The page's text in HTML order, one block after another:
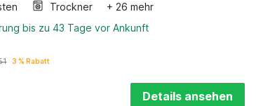
Trockner
+ 26 mehr
bis zu 43 Tage vor Ankunft
3 % Rabatt
Details ansehen